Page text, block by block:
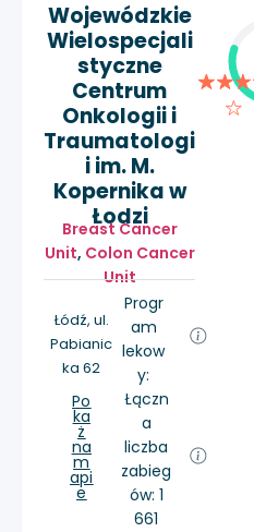
Wojewódzkie
Wielospecjali
styczne
Centrum
Onkologii i
Traumatologi
i im. M.
Kopernika w
Łodzi
Breast Cancer
Unit, Colon Cancer
Unit
Łódź, ul.
Pabianic
ka 62
Po
ka
ż
na
m
api
e
Progr
am
lekow
y:
Łączn
a
liczba
zabieg
ów: 1
661